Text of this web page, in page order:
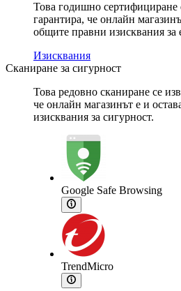
Това годишно сертифициране
гарантира, че онлайн
общите правни изисквания за
Изисквания
Сканиране за сигурност
Това редовно сканиране се
че онлайн магазинът е и
изисквания за сигурност.
Google Safe Browsing
TrendMicro